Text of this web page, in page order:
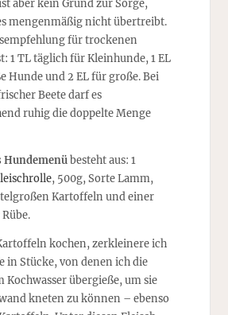
aber kein Grund zur Sorge,
mengenmäßig nicht übertreibt.
für trockenen
1 TL täglich für Kleinhunde, 1 EL
Hunde und 2 EL für große. Bei
Beete darf es
ruhig die doppelte Menge
Hundemenü besteht aus: 1
, 500g, Sorte Lamm,
Kartoffeln und einer
kochen, zerkleinere ich
in Stücke, von denen ich die
Kochwasser übergieße, um sie
kneten zu können – ebenso